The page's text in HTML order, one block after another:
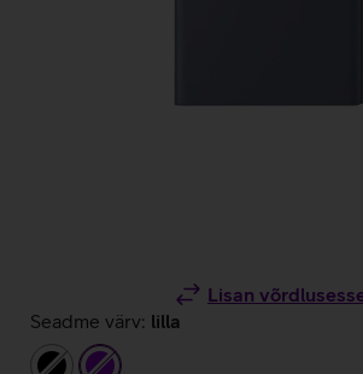
Lisan
Seadme värv: lilla
mustlilla